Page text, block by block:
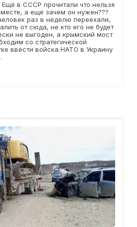
в СССР прочитали что нельзя
месте, а ещё зачем он нужен???
раз в неделю переехали,
от сюда, не кто его не будет
не выгоден, а крымский мост
со стратегической
ввести войска НАТО в Украину